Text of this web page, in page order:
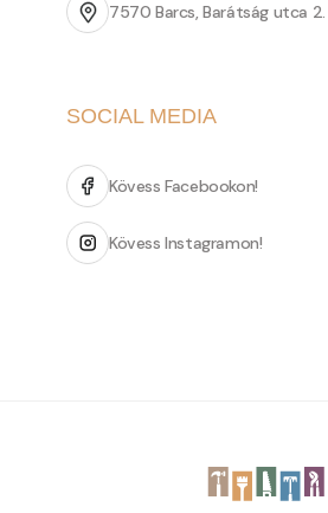
7570 Barcs, Barátság utca 2.
SOCIAL MEDIA
Kövess Facebookon!
Kövess Instagramon!